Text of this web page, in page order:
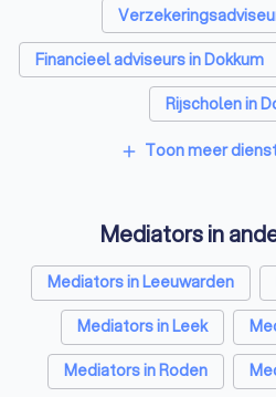
Financieel adviseurs in Dokkum
Rijscholen in
Personal trainers in Dokkum
add Toon meer
Mediators in
Mediators in Leeuwarden
Mediators in Leek
Mediators in Roden